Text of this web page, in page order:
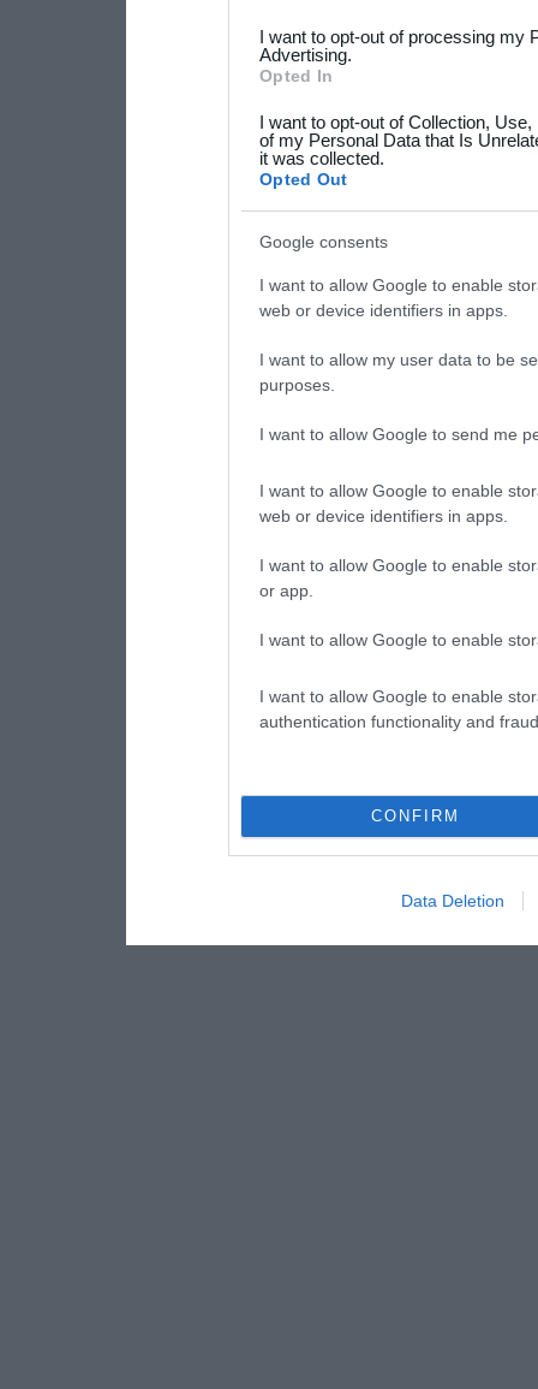
not limited to your visit or
your data for below
consent section.
I want to opt-out of processing my
Advertising.
Opted In
I want to opt-out of Collection,
of my Personal Data that Is
it was collected.
Opted Out
Google consents
I want to allow Google to enable
web or device identifiers in apps.
I want to allow my user data to be
purposes.
I want to allow Google to send me
I want to allow Google to enable
web or device identifiers in apps.
I want to allow Google to enable
or app.
I want to allow Google to enable
I want to allow Google to enable
authentication functionality and
CONFIRM
Data Deletion